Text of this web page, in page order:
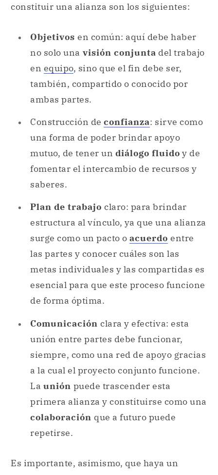
constituir una alianza son los siguientes:
Objetivos en común: aquí debe haber
no solo una visión conjunta del trabajo
en equipo, sino que el fin debe ser,
también, compartido o conocido por
ambas partes.
Construcción de confianza: sirve como
una forma de poder brindar apoyo
mutuo, de tener un diálogo fluido y de
fomentar el intercambio de recursos y
saberes.
Plan de trabajo claro: para brindar
estructura al vínculo, ya que una alianza
surge como un pacto o acuerdo entre
las partes y conocer cuáles son las
metas individuales y las compartidas es
esencial para que este proceso funcione
de forma óptima.
Comunicación clara y efectiva: esta
unión entre partes debe funcionar,
siempre, como una red de apoyo gracias
a la cual el proyecto conjunto funcione.
La unión puede trascender esta
primera alianza y constituirse como una
colaboración que a futuro puede
repetirse.
Es importante, asimismo, que haya un